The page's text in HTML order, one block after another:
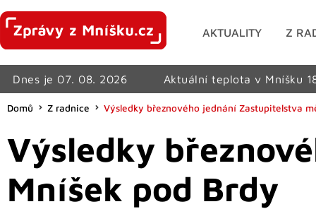
AKTUALITY Z
Dnes je 07. 08. 2026 Aktuální teplota v Mníšku
Domů Z radnice Výsledky březnového jednání Zastupitelstva
Výsledky
Mníšek pod Brdy